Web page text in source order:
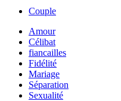
Couple
Amour
Célibat
fiancailles
Fidélité
Mariage
Séparation
Sexualité